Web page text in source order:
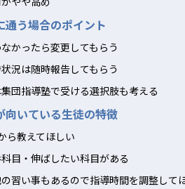
通う場合のポイント
かったら変更してもらう
況は随時報告してもらう
団指導塾で受ける選択肢も考える
向いている生徒の特徴
ら教えてほしい
目・伸ばしたい科目がある
習い事もあるので指導時間を調整して